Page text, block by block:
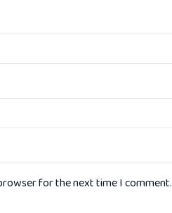
for the next time I comment.